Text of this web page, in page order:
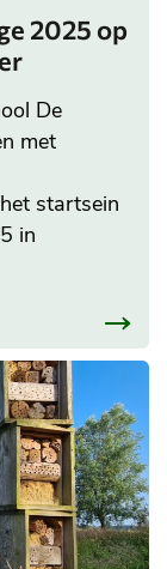
2025 op
De
met
startsein
in